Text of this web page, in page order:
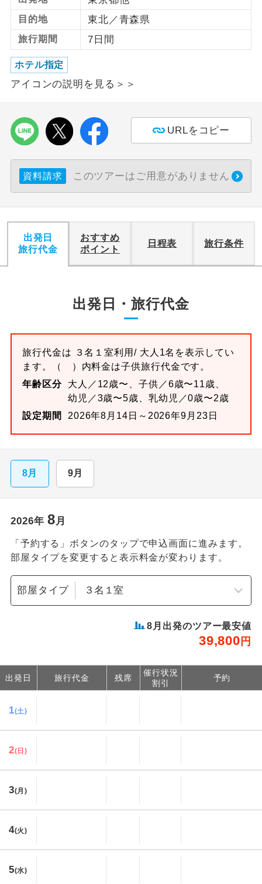
目的地 東北／青森県
旅行期間 7日間
ホテル指定
アイコンの説明を見る＞＞
URLをコピー
資料請求 このツアーはご用意がありません
出発日
旅行代金
おすすめ
ポイント
日程表 旅行条件
出発日・旅行代金
旅行代金は ３名１室利用/ 大人1名を表示してい
ます。
（ ）内料金は子供旅行代金です。
年齢区分
大人／12歳〜、子供／6歳〜11歳、
幼児／3歳〜5歳、乳幼児／0歳〜2歳
設定期間
2026年8月14日～2026年9月23日
8月 9月
2026年 8月
「予約する」ボタンのタップで申込画面に進みます。
部屋タイプを変更すると表示料金が変わります。
部屋タイプ
8 月出発のツアー最安値
39,800 円
出発日 旅行代金 残席
催行状況
割引
予約
1(土)
2(日)
3(月)
4(火)
5(水)
ご夫婦限定
ご夫婦限定でご参加いただけるコースで
す。
女性限定
女性限定でご参加いただけるコースで
年齢制限あり
ご参加にあたり年齢に制限があるコース
航空会社指定
利用航空会社が指定なので、ご出発の計
画にとても便利です。
ホテル指定
ご紹介するホテルを指定したコースで
ス2席利用
す。